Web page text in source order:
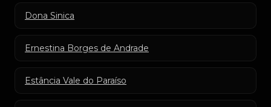
Dona Sinica
Ernestina Borges de Andrade
Estância Vale do Paraíso